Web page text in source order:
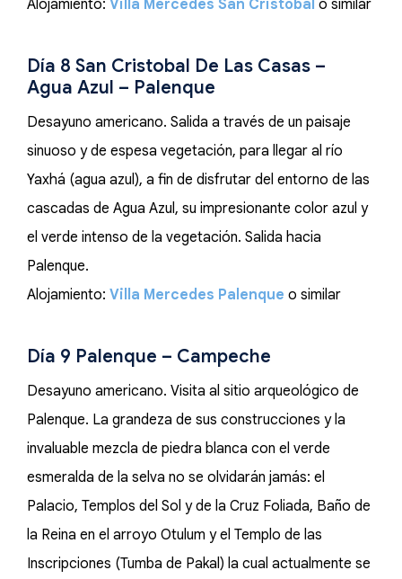
Alojamiento: Villa Mercedes San Cristobal o similar
Día 8 San Cristobal De Las Casas –
Agua Azul – Palenque
Desayuno americano. Salida a través de un paisaje
sinuoso y de espesa vegetación, para llegar al río
Yaxhá (agua azul), a fin de disfrutar del entorno de las
cascadas de Agua Azul, su impresionante color azul y
el verde intenso de la vegetación. Salida hacia
Palenque.
Alojamiento: Villa Mercedes Palenque o similar
Día 9 Palenque – Campeche
Desayuno americano. Visita al sitio arqueológico de
Palenque. La grandeza de sus construcciones y la
invaluable mezcla de piedra blanca con el verde
esmeralda de la selva no se olvidarán jamás: el
Palacio, Templos del Sol y de la Cruz Foliada, Baño de
la Reina en el arroyo Otulum y el Templo de las
Inscripciones (Tumba de Pakal) la cual actualmente se